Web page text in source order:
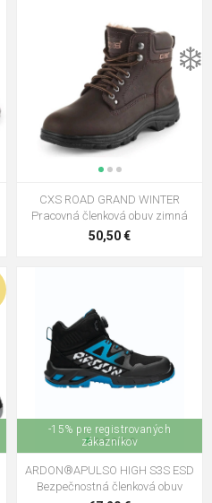
❄️
CXS ROAD GRAND WINTER
Pracovná členková obuv zimná
50,50 €
-15% pre registrovaných
zákazníkov
ARDON®APULSO HIGH S3S ESD
Bezpečnostná členková obuv